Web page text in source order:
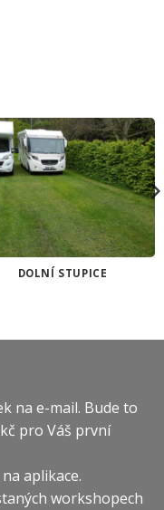
DOLNÍ STUPICE
na e-mail. Bude to
pro Váš první
aplikace.
workshopech